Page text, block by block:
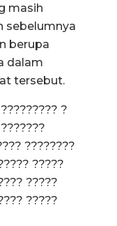
masih
sebelumnya
berupa
dalam
tersebut.
?
????????
?????
?????
?????